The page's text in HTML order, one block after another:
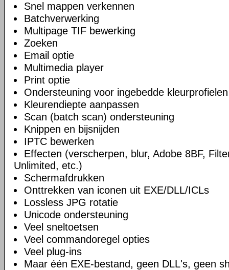
Snel mappen verkennen
Batchverwerking
Multipage TIF bewerking
Zoeken
Email optie
Multimedia player
Print optie
Ondersteuning voor ingebedde
Kleurendiepte aanpassen
Scan (batch scan) ondersteuning
Knippen en bijsnijden
IPTC bewerken
Effecten (verscherpen, blur, Adobe 8BF,
Unlimited, etc.)
Schermafdrukken
Onttrekken van iconen uit EXE/DLL/ICLs
Lossless JPG rotatie
Unicode ondersteuning
Veel sneltoetsen
Veel commandoregel opties
Veel plug-ins
Maar één EXE-bestand, geen DLL's, geen